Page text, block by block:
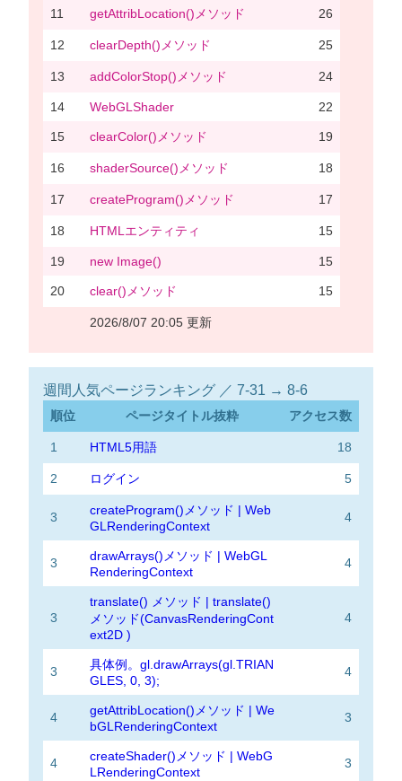
11 getAttribLocation()メソッド 26
12 clearDepth()メソッド 25
13 addColorStop()メソッド 24
14 WebGLShader 22
15 clearColor()メソッド 19
16 shaderSource()メソッド 18
17 createProgram()メソッド 17
18 HTMLエンティティ 15
19 new Image() 15
20 clear()メソッド 15
2026/8/07 20:05 更新
週間人気ページランキング ／ 7-31 → 8-6
順位 ページタイトル抜粋 アクセス数
1 HTML5用語 18
2 ログイン 5
3
createProgram()メソッド | Web
GLRenderingContext
4
3
drawArrays()メソッド | WebGL
RenderingContext
4
3
translate() メソッド | translate()
メソッド(CanvasRenderingCont
ext2D )
4
3
具体例。gl.drawArrays(gl.TRIAN
GLES, 0, 3);
4
4
getAttribLocation()メソッド | We
bGLRenderingContext
3
4
createShader()メソッド | WebG
LRenderingContext
3